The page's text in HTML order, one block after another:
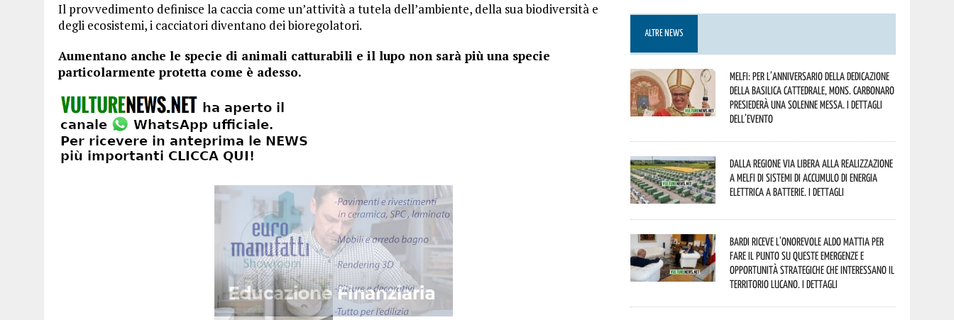
Il provvedimento definisce la caccia come un’attività a tutela dell’ambiente, della sua biodiversità e
degli ecosistemi, i cacciatori diventano dei bioregolatori.
Aumentano anche le specie di animali catturabili e il lupo non sarà più una specie
particolarmente protetta come è adesso.
ALTRE NEWS
Melfi: per l’anniversario della Dedicazione
della Basilica Cattedrale, Mons. Carbonaro
presiederà una solenne messa. I dettagli
dell’evento
Dalla Regione via libera alla realizzazione
a Melfi di sistemi di accumulo di energia
elettrica a batterie. I dettagli
Bardi riceve l’onorevole Aldo Mattia per
fare il punto su queste emergenze e
opportunità strategiche che interessano il
territorio lucano. I dettagli